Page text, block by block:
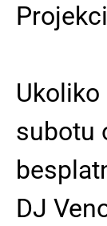
subotu
DJ